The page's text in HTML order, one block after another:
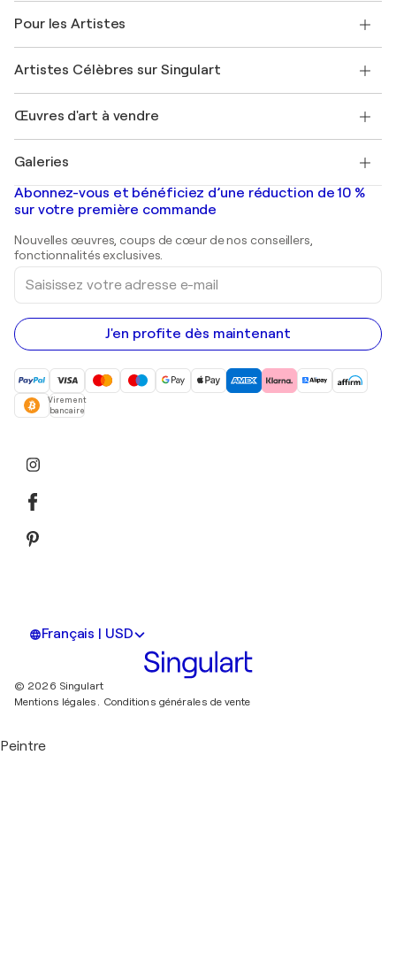
Offrir une carte cadeau
Rejoignez notre programme commercial
Mon compte
+33 1 76 44 06 42
FAQ
Magazine Singulart
Emplois
Découvrez une sélection d'art original
Pour les Artistes
Se connecter en tant qu'Artiste
Artistes Célèbres sur Singulart
Marc Chagall
Banksy
Mr. Brainwash
Shepard Fairey
Œuvres d'art à vendre
Tableaux abstraits à vendre
Peintures de paysage
Estampes
Peintures acryliques
Galeries
Galeries d'art en France
Galeries d'art en Belgique
Abonnez-vous et bénéficiez d’une réduction de 10 %
sur votre première commande
Nouvelles œuvres, coups de cœur de nos conseillers,
fonctionnalités exclusives.
Saisissez
votre
adresse
e-
mail
J'en profite dès maintenant
Virement
bancaire
Français | USD
© 2026 Singulart
Mentions légales. Conditions générales de vente
Peintre